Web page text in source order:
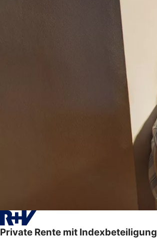
Private Rente mit Indexbeteiligung